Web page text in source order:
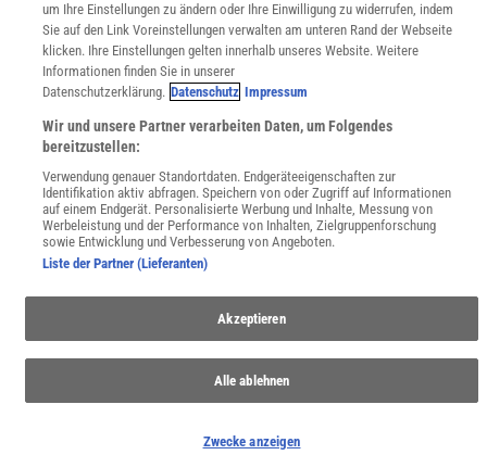
WEBSEITEN
KielSCN
Wissenschaft in die Schulen
SciLogs
Uns finden Sie auch hier:
um Ihre Einstellungen zu ändern oder Ihre Einwilligung zu widerrufen, indem
Sie auf den Link Voreinstellungen verwalten am unteren Rand der Webseite
klicken. Ihre Einstellungen gelten innerhalb unseres Website. Weitere
Informationen finden Sie in unserer
Datenschutzerklärung. Datenschutz Impressum
Wir und unsere Partner verarbeiten Daten, um Folgendes
bereitzustellen:
Verwendung genauer Standortdaten. Endgeräteeigenschaften zur
Identifikation aktiv abfragen. Speichern von oder Zugriff auf Informationen
auf einem Endgerät. Personalisierte Werbung und Inhalte, Messung von
Werbeleistung und der Performance von Inhalten, Zielgruppenforschung
sowie Entwicklung und Verbesserung von Angeboten.
Liste der Partner (Lieferanten)
Akzeptieren
Alle ablehnen
Zwecke anzeigen